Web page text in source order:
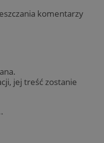
komentarzy
jej treść zostanie